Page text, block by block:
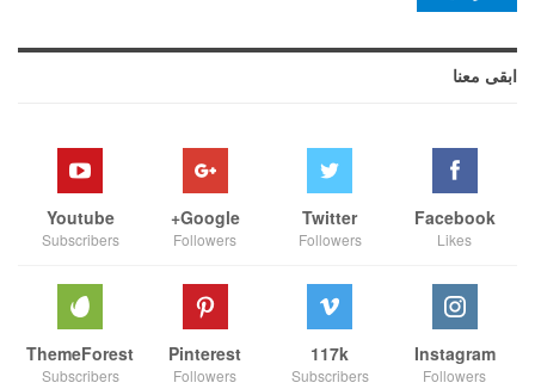
ابقى معنا
Facebook
Likes
Twitter
Followers
Google+
Followers
Youtube
Subscribers
Instagram
Followers
117k
Subscribers
Pinterest
Followers
ThemeForest
Subscribers